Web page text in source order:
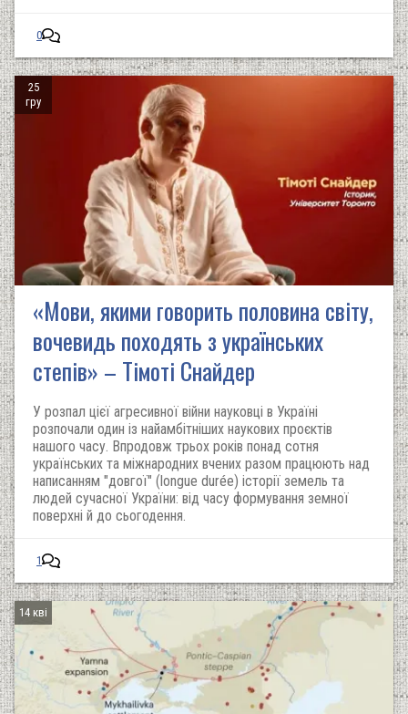
0
25
гру
«Мови, якими говорить половина світу,
вочевидь походять з українських
степів» – Тімоті Снайдер
У розпал цієї агресивної війни науковці в Україні
розпочали один із найамбітніших наукових проєктів
нашого часу. Впродовж трьох років понад сотня
українських та міжнародних вчених разом працюють над
написанням "довгої" (longue durée) історії земель та
людей сучасної України: від часу формування земної
поверхні й до сьогодення.
1
14 кві